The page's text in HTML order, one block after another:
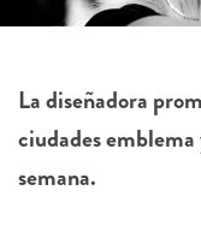
La diseñadora
ciudades
semana.